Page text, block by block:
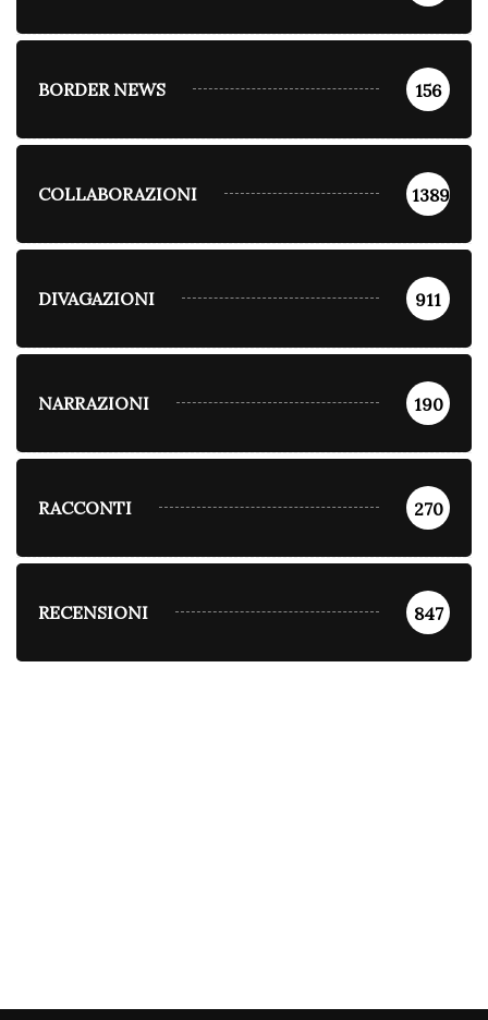
BORDER NEWS 156
COLLABORAZIONI 1389
DIVAGAZIONI 911
NARRAZIONI 190
RACCONTI 270
RECENSIONI 847